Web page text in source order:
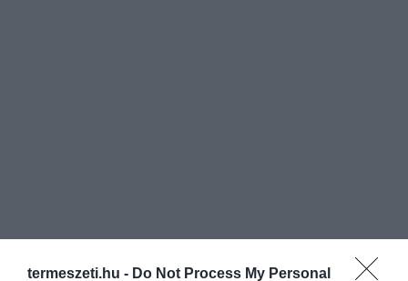
termeszeti.hu - Do Not Process My Personal